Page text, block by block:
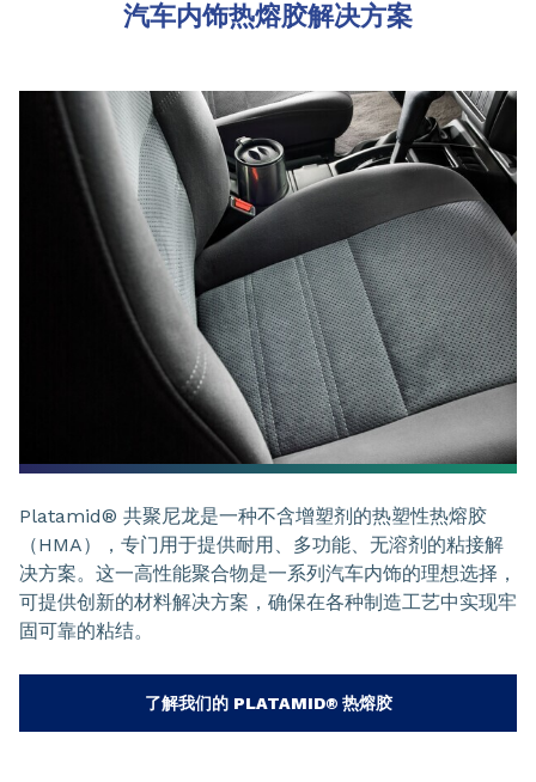
汽车内饰热熔胶解决方案
Platamid® 共聚尼龙是一种不含增塑剂的热塑性热熔胶
（HMA），专门用于提供耐用、多功能、无溶剂的粘接解
决方案。这一高性能聚合物是一系列汽车内饰的理想选择，
可提供创新的材料解决方案，确保在各种制造工艺中实现牢
固可靠的粘结。
了解我们的 PLATAMID® 热熔胶